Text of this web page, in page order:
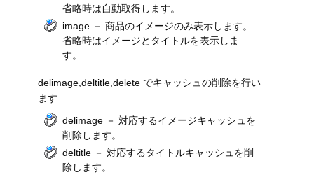
省略時は自動取得します。
image － 商品のイメージのみ表示します。
省略時はイメージとタイトルを表示しま
す。
delimage,deltitle,delete でキャッシュの削除を行い
ます
delimage － 対応するイメージキャッシュを
削除します。
deltitle － 対応するタイトルキャッシュを削
除します。